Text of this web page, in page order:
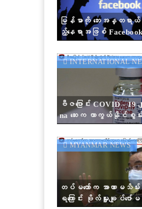
မြန်မာကို ဘေးအန္တရာ
ည့်နေရာအဖြစ်
မှတ်
ဗီဇပြောင်း COVID -
na ဆေးက ကာကွယ်နိုင်
ဏီကပြောကြား
INTERNATIONAL
တပ်မတော်က အာဏာမသိမ်း
ရကြောင်း ဗိုလ်မှူးချုပ်ဇော်မင်
MYANMAR NEWS